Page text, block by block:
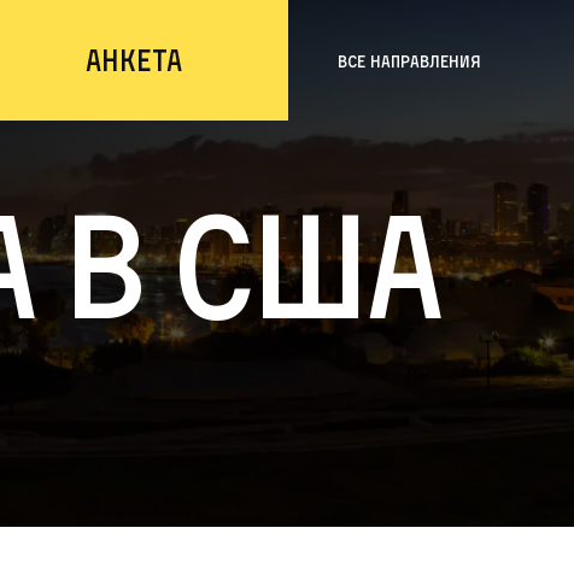
Анкета Все направления
в США